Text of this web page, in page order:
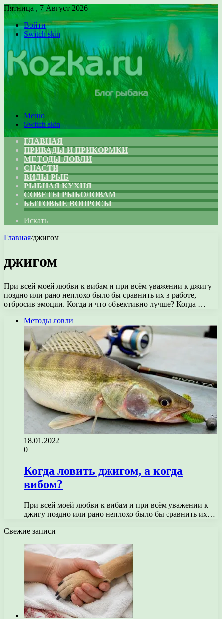
Пятница , 7 Август 2026
Войти
Switch skin
Меню
Switch skin
ГЛАВНАЯ
ПРИВАДЫ И ПРИКОРМКИ
МЕТОДЫ ЛОВЛИ
СНАСТИ
ВИДЫ РЫБ
РЫБНАЯ КУХНЯ
СОВЕТЫ РЫБОЛОВАМ
БЫТОВЫЕ ВОПРОСЫ
Искать
Главная/джигом
джигом
При всей моей любви к вибам и при всём уважении к джигу
поздно или рано неплохо было бы сравнить их в работе,
отбросив эмоции. Когда и что объективно лучше? Когда …
Методы ловли
18.01.2022
0
Когда ловить джигом, а когда
вибом?
При всей моей любви к вибам и при всём уважении к
джигу поздно или рано неплохо было бы сравнить их…
Свежие записи